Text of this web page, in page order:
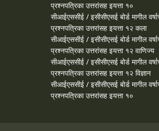
प्रश्‍नपत्रिका उत्तरांसह इयत्ता १०
सीआईएससीई / इसीसीएसई बोर्ड मागील
प्रश्‍नपत्रिका उत्तरांसह इयत्ता १२ कला
सीआईएससीई / इसीसीएसई बोर्ड मागील
प्रश्‍नपत्रिका उत्तरांसह इयत्ता १२ वाणिज्य
सीआईएससीई / इसीसीएसई बोर्ड मागील
प्रश्‍नपत्रिका उत्तरांसह इयत्ता १२ विज्ञान
सीआईएससीई / इसीसीएसई बोर्ड मागील
प्रश्‍नपत्रिका उत्तरांसह इयत्ता १०